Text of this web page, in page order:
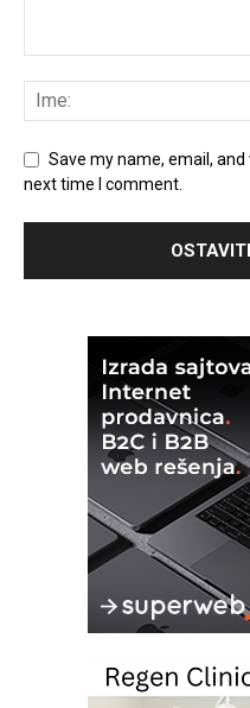
Save my name, email,
next time I comment.